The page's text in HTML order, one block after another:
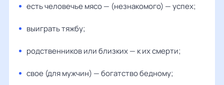
есть человечье мясо — (незнакомого) — успех;
выиграть тяжбу;
родственников или близких — к их смерти;
свое (для мужчин) — богатство бедному;